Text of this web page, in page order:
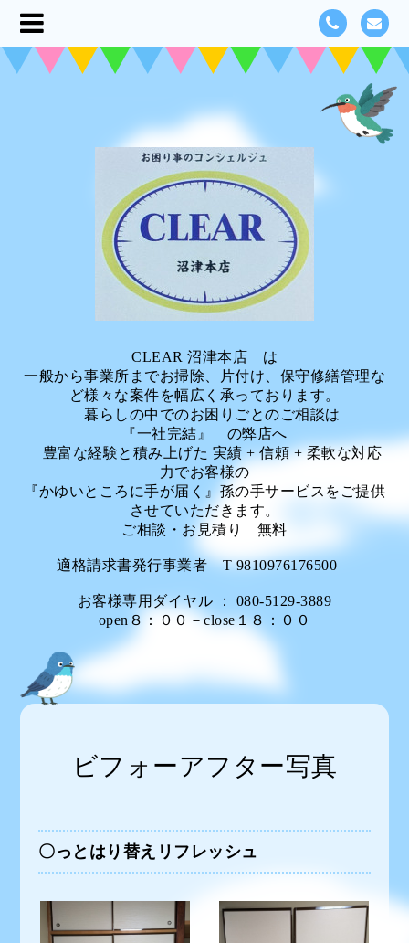
CLEAR 沼津本店 は
一般から事業所までお掃除、片付け、保守修繕管理な
ど様々な案件を幅広く承っております。
暮らしの中でのお困りごとのご相談は
『一社完結』 の弊店へ
豊富な経験と積み上げた 実績 + 信頼 + 柔軟な対応
力でお客様の
『かゆいところに手が届く』孫の手サービスをご提供
させていただきます。
ご相談・お見積り 無料
適格請求書発行事業者 T 9810976176500
お客様専用ダイヤル ： 080-5129-3889
open８：００－close１８：００
ビフォーアフター写真
〇っとはり替えリフレッシュ